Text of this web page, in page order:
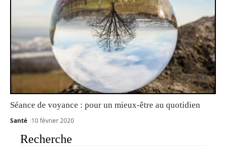
Séance de voyance : pour un mieux-être au quotidien
Santé 10 février 2020
Recherche